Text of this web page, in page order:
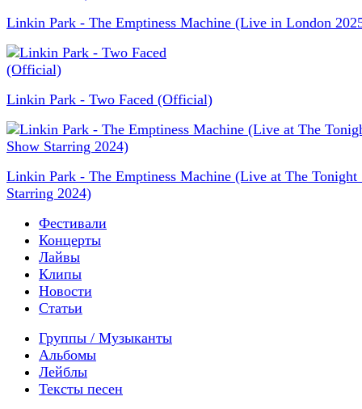
Linkin Park - The Emptiness Machine (Live in London
Linkin Park - Two Faced (Official)
Linkin Park - The Emptiness Machine (Live at The Tonight
Starring 2024)
Фестивали
Концерты
Лайвы
Клипы
Новости
Статьи
Группы / Музыканты
Альбомы
Лейблы
Тексты песен